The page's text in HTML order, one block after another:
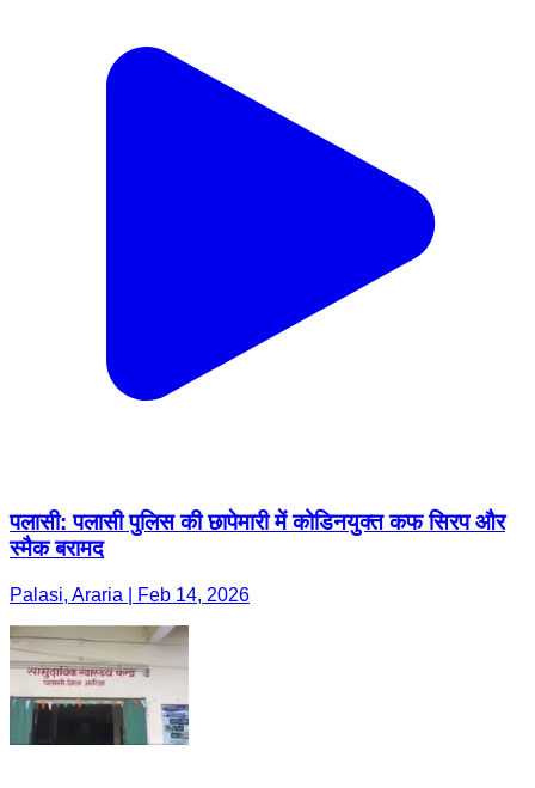
पलासी: पलासी पुलिस की छापेमारी में कोडिनयुक्त कफ सिरप और
स्मैक बरामद
Palasi, Araria | Feb 14, 2026